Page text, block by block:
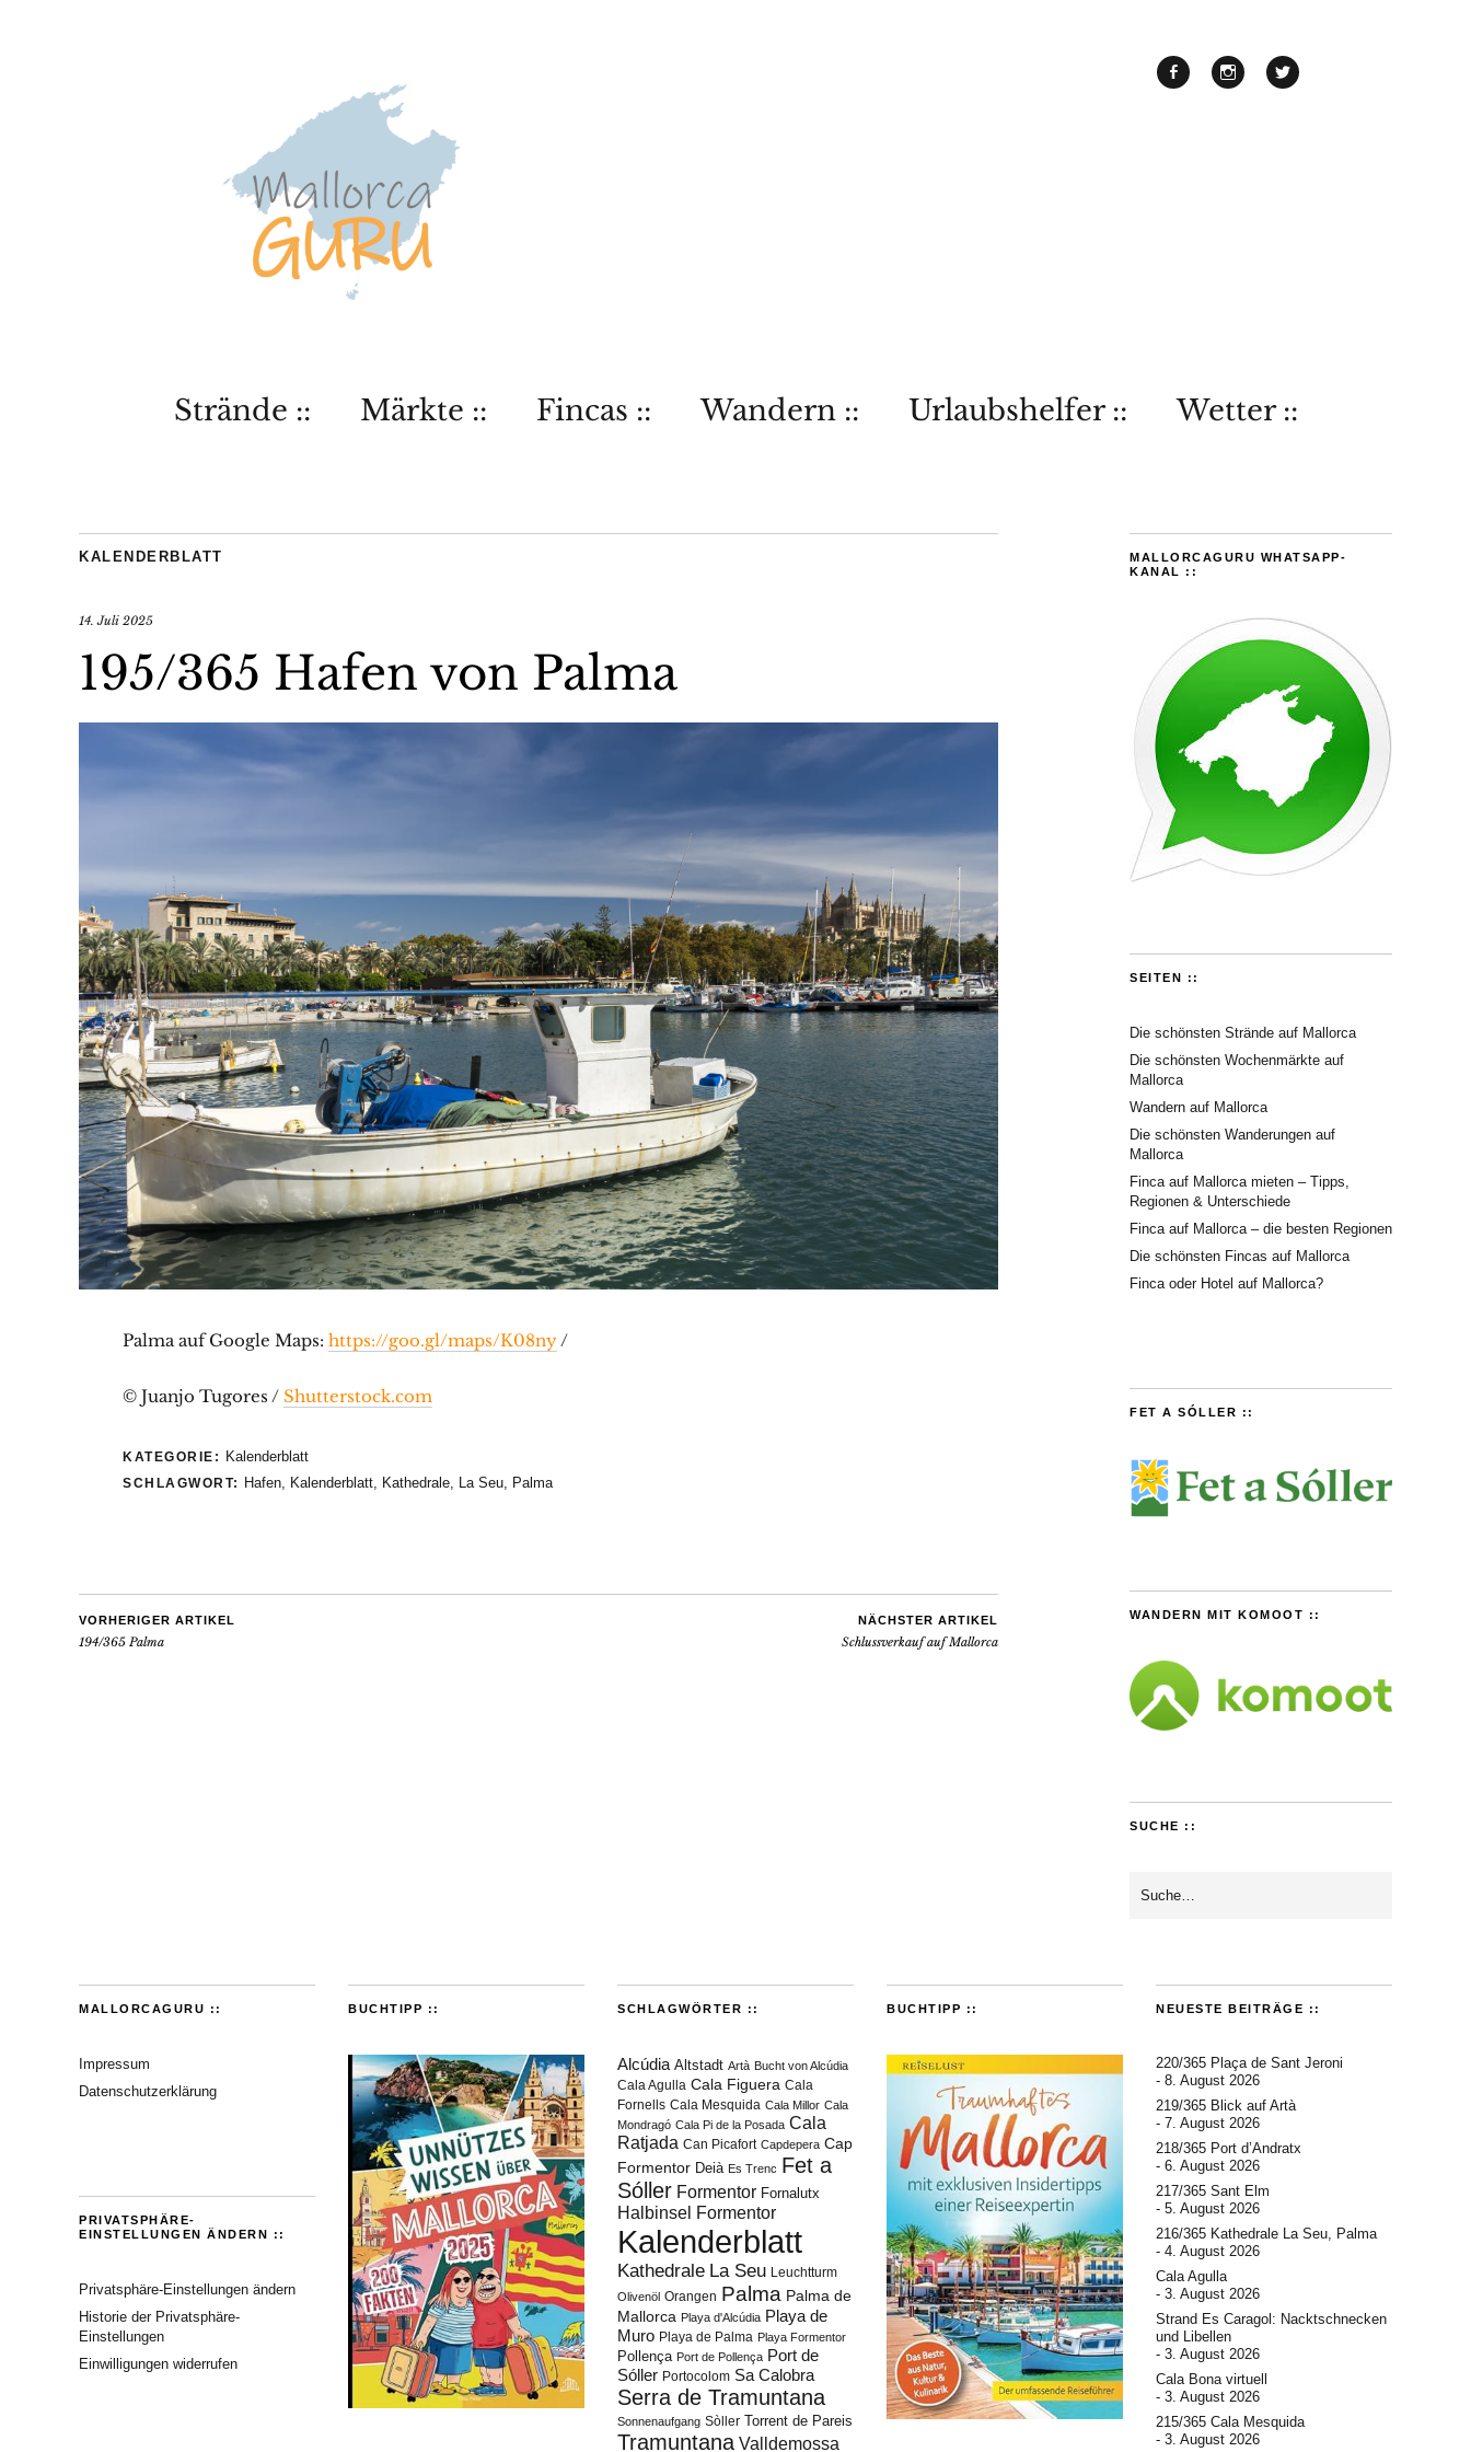
Strände :: Märkte :: Fincas :: Wandern :: Urlaubshelfer :: Wetter ::
KALENDERBLATT
14. Juli 2025
195/365 Hafen von Palma
Palma auf Google Maps: https://goo.gl/maps/K08ny/
© Juanjo Tugores / Shutterstock.com
KATEGORIE: Kalenderblatt
SCHLAGWORT: Hafen, Kalenderblatt, Kathedrale, La Seu, Palma
VORHERIGER ARTIKEL
194/365 Palma
NÄCHSTER ARTIKEL
Schlussverkauf auf Mallorca
MALLORCAGURU WHATSAPP-
KANAL ::
SEITEN ::
Die schönsten Strände auf Mallorca
Die schönsten Wochenmärkte auf
Mallorca
Wandern auf Mallorca
Die schönsten Wanderungen auf
Mallorca
Finca auf Mallorca mieten – Tipps,
Regionen & Unterschiede
Finca auf Mallorca – die besten Regionen
Die schönsten Fincas auf Mallorca
Finca oder Hotel auf Mallorca?
FET A SÓLLER ::
WANDERN MIT KOMOOT ::
SUCHE ::
MALLORCAGURU ::
Impressum
Datenschutzerklärung
PRIVATSPHÄRE-
EINSTELLUNGEN ÄNDERN ::
Privatsphäre-Einstellungen ändern
Historie der Privatsphäre-
Einstellungen
Einwilligungen widerrufen
BUCHTIPP :: SCHLAGWÖRTER ::
Alcúdia Altstadt Artà Bucht von Alcúdia
Cala Agulla Cala Figuera Cala
Fornells Cala Mesquida Cala Millor Cala
Mondragó Cala Pi de la Posada Cala
Ratjada Can Picafort Capdepera Cap
Formentor Deià Es Trenc Fet a
Sóller Formentor Fornalutx
Halbinsel Formentor
Kalenderblatt
Kathedrale La Seu Leuchtturm
Olivenöl Orangen Palma Palma de
Mallorca Playa d'Alcúdia Playa de
Muro Playa de Palma Playa Formentor
Pollença Port de Pollença Port de
Sóller Portocolom Sa Calobra
Serra de Tramuntana
Sonnenaufgang Sòller Torrent de Pareis
Tramuntana Valldemossa
BUCHTIPP :: NEUESTE BEITRÄGE ::
220/365 Plaça de Sant Jeroni
8. August 2026
219/365 Blick auf Artà
7. August 2026
218/365 Port d’Andratx
6. August 2026
217/365 Sant Elm
5. August 2026
216/365 Kathedrale La Seu, Palma
4. August 2026
Cala Agulla
3. August 2026
Strand Es Caragol: Nacktschnecken
und Libellen
3. August 2026
Cala Bona virtuell
3. August 2026
215/365 Cala Mesquida
3. August 2026